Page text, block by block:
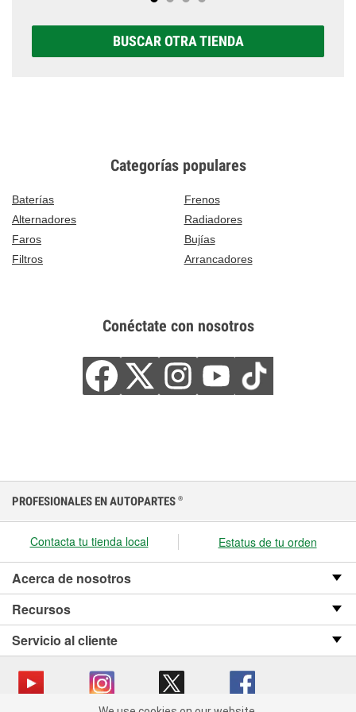
BUSCAR OTRA TIENDA
Categorías populares
Baterías
Frenos
Alternadores
Radiadores
Faros
Bujías
Filtros
Arrancadores
Conéctate con nosotros
PROFESIONALES EN AUTOPARTES ®
Contacta tu tienda local Estatus de tu orden
Acerca de nosotros
Recursos
Servicio al cliente